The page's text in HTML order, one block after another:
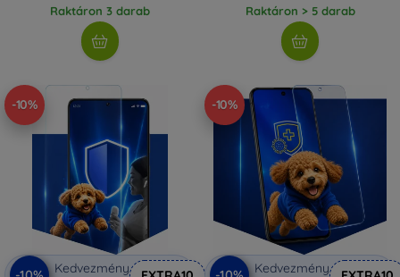
Raktáron 3 darab Raktáron > 5 darab
-10%
Kedvezmény
-10%
Kedvezmény